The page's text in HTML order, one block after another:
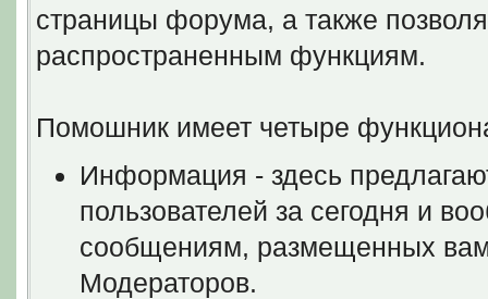
страницы форума, а также
распространенным функциям.
Помошник имеет четыре
Информация - здесь
пользователей за сегодня и
сообщениям, размещенных
Модераторов.